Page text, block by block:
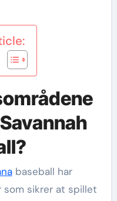
baseball har
som sikrer at spillet